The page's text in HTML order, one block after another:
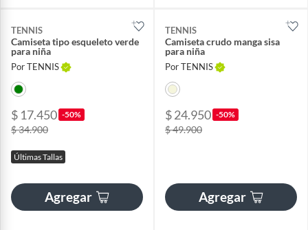
TENNIS
Camiseta tipo esqueleto verde
para niña
Por TENNIS
$ 17.450 -50%
$ 34.900
Últimas Tallas
Agregar
TENNIS
Camiseta crudo manga sisa
para niña
Por TENNIS
$ 24.950 -50%
$ 49.900
Agregar